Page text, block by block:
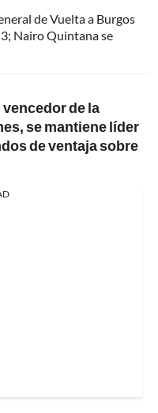
de Vuelta a Burgos
Nairo Quintana se
de la
se mantiene líder
de ventaja sobre